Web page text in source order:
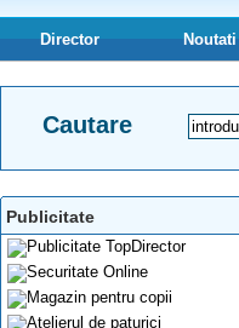
Director Noutati
Cautare
Publicitate